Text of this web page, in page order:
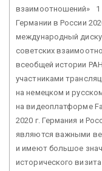
взаимоотношений» 1
Германии в России
международный
советских
всеобщей истории
участниками
на немецком и
на видеоплатформе
2020 г. Германия и
являются важными
и имеют большое
исторического